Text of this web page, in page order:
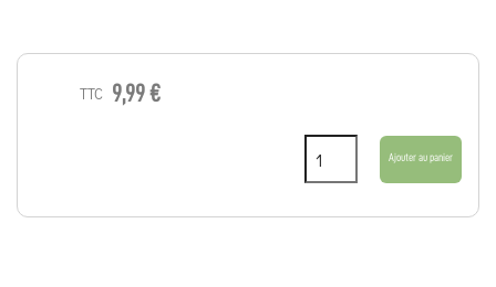
TTC 9,99 €
Ajouter au panier